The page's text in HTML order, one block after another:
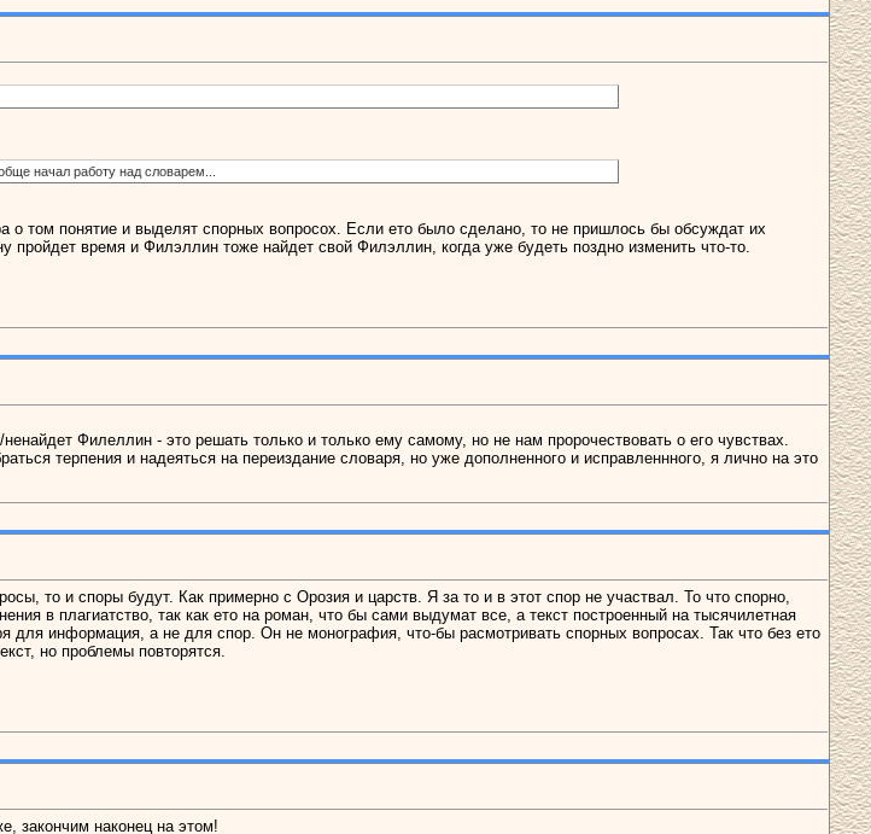
начал работу над словарем...
о том понятие и выделят спорных вопросох. Если ето было сделано, то не пришлось бы обсуждат их
пройдет время и Филэллин тоже найдет свой Филэллин, когда уже будеть поздно изменить что-то.
Филеллин - это решать только и только ему самому, но не нам пророчествовать о его чувствах.
терпения и надеяться на переиздание словаря, но уже дополненного и исправленнного, я лично на это
то и споры будут. Как примерно с Орозия и царств. Я за то и в этот спор не участвал. То что спорно,
в плагиатство, так как ето на роман, что бы сами выдумат все, а текст построенный на тысячилетная
информация, а не для спор. Он не монография, что-бы расмотривать спорных вопросах. Так что без ето
но проблемы повторятся.
закончим наконец на этом!